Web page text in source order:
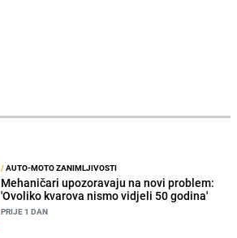
/AUTO-MOTO ZANIMLJIVOSTI
Mehaničari upozoravaju na novi problem:
'Ovoliko kvarova nismo vidjeli 50 godina'
PRIJE 1 DAN